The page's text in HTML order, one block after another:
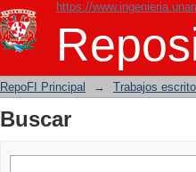
https://
Buscar
RepoFI Principal → Trabajos
Buscar